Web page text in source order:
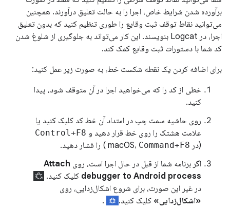
برآورده شدن شرایط خاص، اجرا را به حالت تعلیق درآورند. همچنین
می‌توانید نقاط توقف ثبت وقایع را طوری تنظیم کنید که بدون تعلیق
اجرا، در Logcat بنویسند. این کار می‌تواند به جلوگیری از شلوغ شدن
کد شما با دستورات ثبت وقایع کمک کند.
برای اضافه کردن یک نقطه شکست خط، به صورت زیر عمل کنید:
خطی از کد را که می‌خواهید اجرا در آن متوقف شود، پیدا
کنید.
روی حاشیه سمت چپ در امتداد آن خط کد کلیک کنید یا
علامت هشتک را روی خط قرار دهید و Control+F8
(در macOS، Command+F8
) را فشار دهید.
اگر برنامه شما از قبل در حال اجرا است، روی Attach
debugger to Android process کلیک کنید.
در غیر این صورت، برای شروع اشکال‌زدایی، روی
«اشکال‌زدایی» کلیک کنید. .